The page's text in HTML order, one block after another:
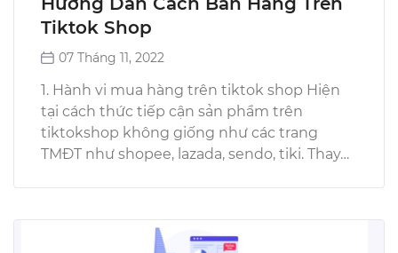
Tiktok Shop
07 Tháng 11, 2022
1. Hành vi mua hàng trên tiktok shop Hiện
tại cách thức tiếp cận sản phẩm trên
tiktokshop không giống như các trang
TMĐT như shopee, lazada, sendo, tiki. Thay…